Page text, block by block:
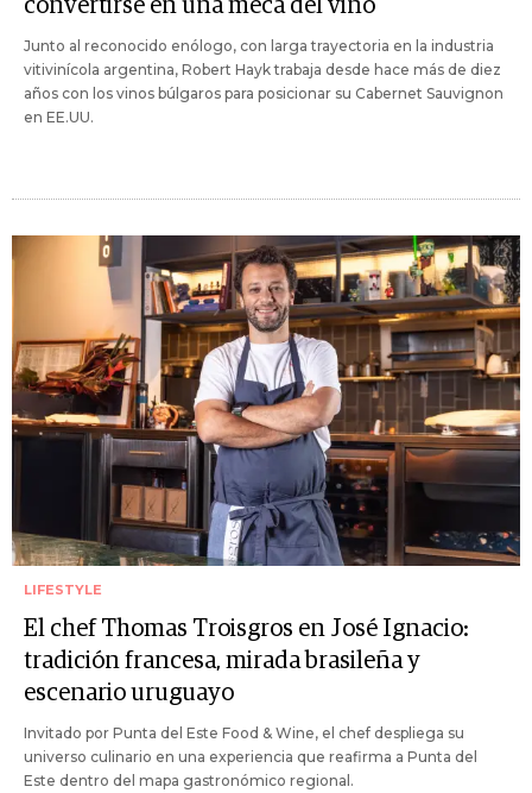
convertirse en una meca del vino
Junto al reconocido enólogo, con larga trayectoria en la industria
vitivinícola argentina, Robert Hayk trabaja desde hace más de diez
años con los vinos búlgaros para posicionar su Cabernet Sauvignon
en EE.UU.
LIFESTYLE
El chef Thomas Troisgros en José Ignacio:
tradición francesa, mirada brasileña y
escenario uruguayo
Invitado por Punta del Este Food & Wine, el chef despliega su
universo culinario en una experiencia que reafirma a Punta del
Este dentro del mapa gastronómico regional.